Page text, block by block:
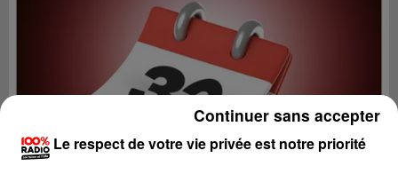
Le respect de votre vie privée est notre priorité
Continuer sans accepter